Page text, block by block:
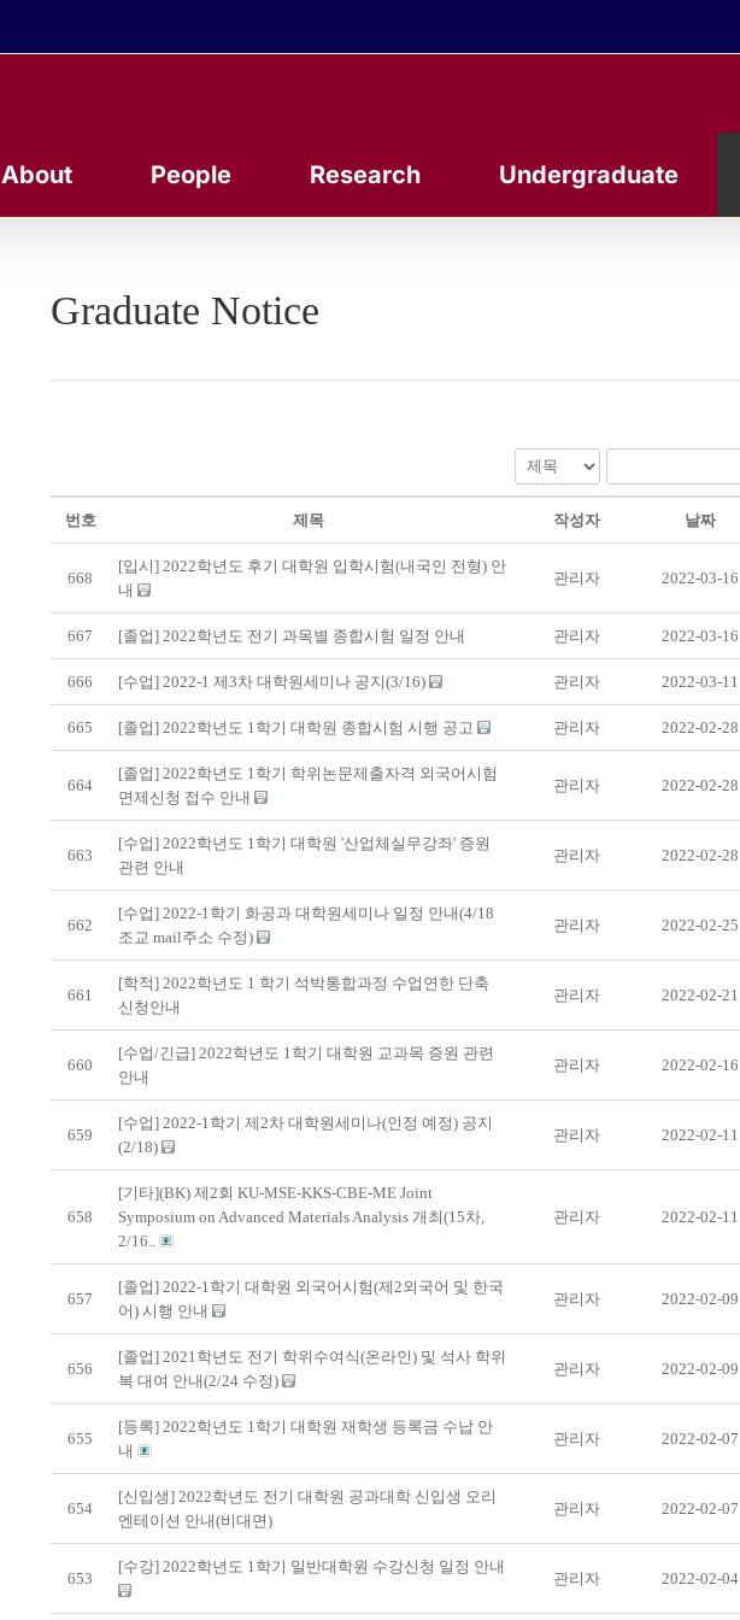
About People Research Undergraduate
Graduate Notice
번호 제목 작성자 날짜
668
[입시] 2022학년도 후기 대학원 입학시험(내국인 전형) 안
내
관리자 2022-03-16
667 [졸업] 2022학년도 전기 과목별 종합시험 일정 안내 관리자 2022-03-16
666 [수업] 2022-1 제3차 대학원세미나 공지(3/16) 관리자 2022-03-11
665 [졸업] 2022학년도 1학기 대학원 종합시험 시행 공고 관리자 2022-02-28
664
[졸업] 2022학년도 1학기 학위논문제출자격 외국어시험
면제신청 접수 안내
관리자 2022-02-28
663
[수업] 2022학년도 1학기 대학원 '산업체실무강좌' 증원
관련 안내
관리자 2022-02-28
662
[수업] 2022-1학기 화공과 대학원세미나 일정 안내(4/18
조교 mail주소 수정)
관리자 2022-02-25
661
[학적] 2022학년도 1 학기 석박통합과정 수업연한 단축
신청안내
관리자 2022-02-21
660
[수업/긴급] 2022학년도 1학기 대학원 교과목 증원 관련
안내
관리자 2022-02-16
659
[수업] 2022-1학기 제2차 대학원세미나(인정 예정) 공지
(2/18)
관리자 2022-02-11
658
[기타](BK) 제2회 KU-MSE-KKS-CBE-ME Joint
Symposium on Advanced Materials Analysis 개최(15차,
2/16..
관리자 2022-02-11
657
[졸업] 2022-1학기 대학원 외국어시험(제2외국어 및 한국
어) 시행 안내
관리자 2022-02-09
656
[졸업] 2021학년도 전기 학위수여식(온라인) 및 석사 학위
복 대여 안내(2/24 수정)
관리자 2022-02-09
655
[등록] 2022학년도 1학기 대학원 재학생 등록금 수납 안
내
관리자 2022-02-07
654
[신입생] 2022학년도 전기 대학원 공과대학 신입생 오리
엔테이션 안내(비대면)
관리자 2022-02-07
653
[수강] 2022학년도 1학기 일반대학원 수강신청 일정 안내
관리자 2022-02-04